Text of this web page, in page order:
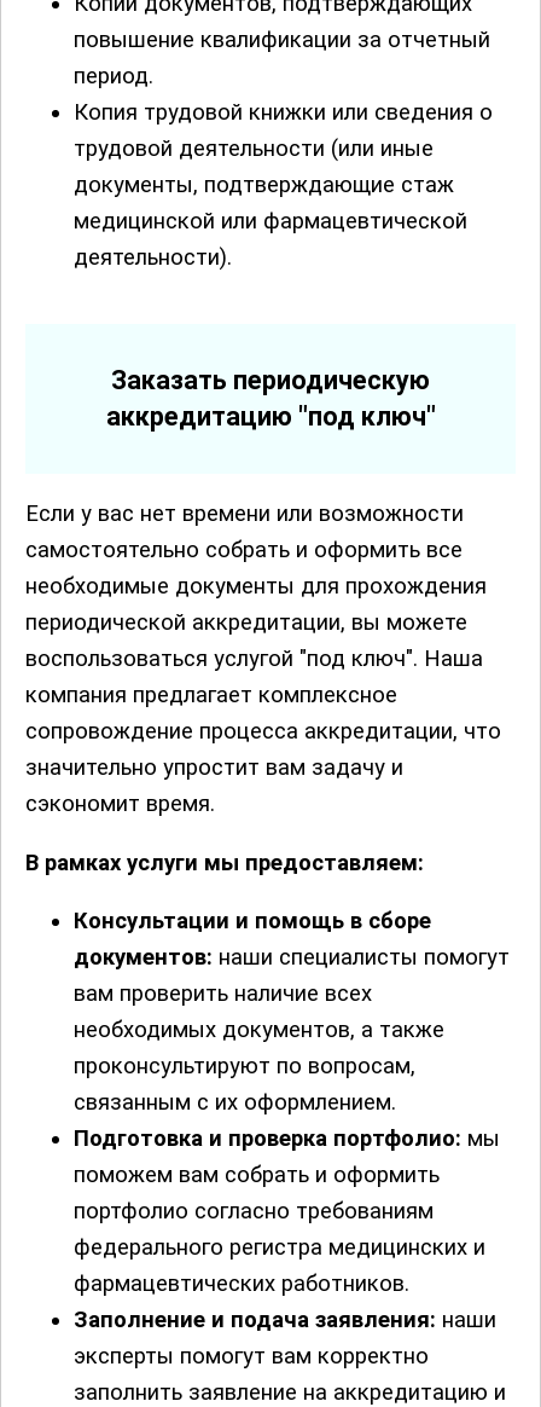
повышение квалификации за отчетный
период.
Копия трудовой книжки или сведения о
трудовой деятельности (или иные
документы, подтверждающие стаж
медицинской или фармацевтической
деятельности).
Заказать периодическую
аккредитацию "под ключ"
Если у вас нет времени или возможности
самостоятельно собрать и оформить все
необходимые документы для прохождения
периодической аккредитации, вы можете
воспользоваться услугой "под ключ". Наша
компания предлагает комплексное
сопровождение процесса аккредитации, что
значительно упростит вам задачу и
сэкономит время.
В рамках услуги мы предоставляем:
Консультации и помощь в сборе
документов: наши специалисты помогут
вам проверить наличие всех
необходимых документов, а также
проконсультируют по вопросам,
связанным с их оформлением.
Подготовка и проверка портфолио: мы
поможем вам собрать и оформить
портфолио согласно требованиям
федерального регистра медицинских и
фармацевтических работников.
Заполнение и подача заявления: наши
эксперты помогут вам корректно
заполнить заявление на аккредитацию и